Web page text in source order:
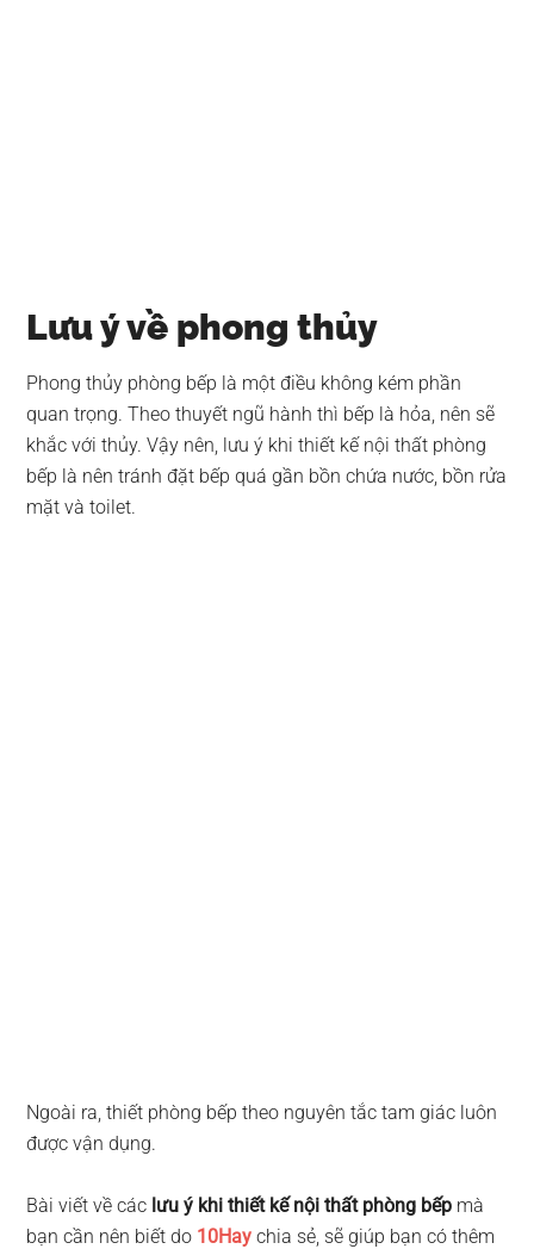
Lưu ý về phong thủy
Phong thủy phòng bếp là một điều không kém phần
quan trọng. Theo thuyết ngũ hành thì bếp là hỏa, nên sẽ
khắc với thủy. Vậy nên, lưu ý khi thiết kế nội thất phòng
bếp là nên tránh đặt bếp quá gần bồn chứa nước, bồn rửa
mặt và toilet.
Ngoài ra, thiết phòng bếp theo nguyên tắc tam giác luôn
được vận dụng.
Bài viết về các lưu ý khi thiết kế nội thất phòng bếp mà
bạn cần nên biết do 10Hay chia sẻ, sẽ giúp bạn có thêm